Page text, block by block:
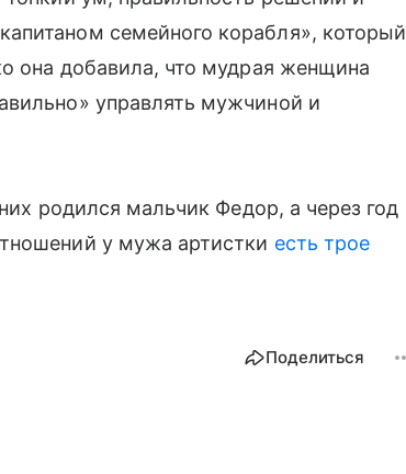
семейного корабля», который
она добавила, что мудрая женщина
управлять мужчиной и
родился мальчик Федор, а через год
у мужа артистки есть трое
Поделиться